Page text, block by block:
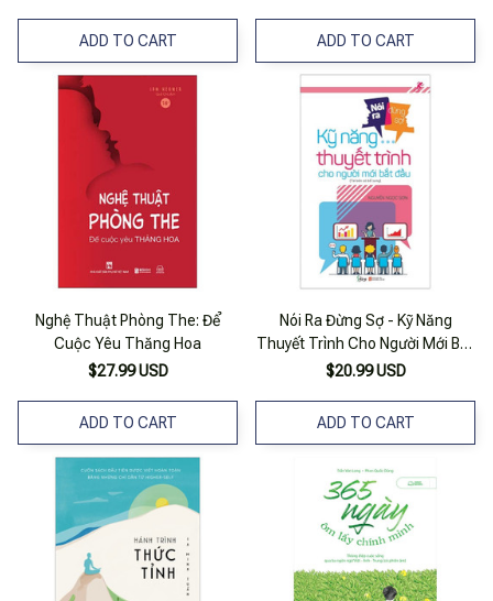
ADD TO CART ADD TO CART
Nghệ Thuật Phòng The: Để
Cuộc Yêu Thăng Hoa
$27.99 USD
ADD TO CART
Nói Ra Đừng Sợ - Kỹ Năng
Thuyết Trình Cho Người Mới Bắt
Đầu (tái Bản 2018)
$20.99 USD
ADD TO CART